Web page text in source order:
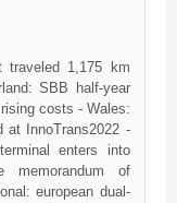
traveled 1,175 km
SBB half-year
costs - Wales:
at InnoTrans2022 -
enters into
memorandum of
european dual-